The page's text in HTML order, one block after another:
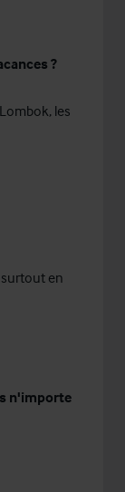
?
les
surtout en
n'importe